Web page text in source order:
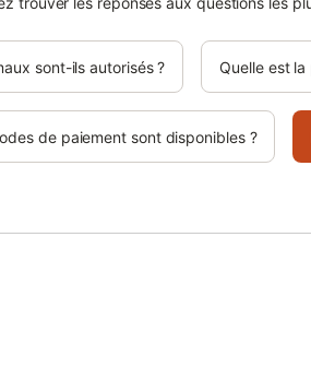
sont-ils autorisés ? Quelle est
de paiement sont disponibles ?